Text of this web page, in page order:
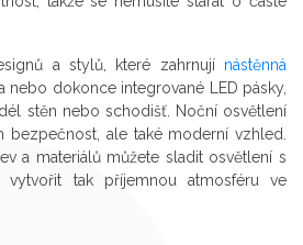
a stylů, které zahrnují nástěnná
nebo dokonce integrované LED pásky,
stěn nebo schodišť. Noční osvětlení
bezpečnost, ale také moderní vzhled.
a materiálů můžete sladit osvětlení s
vytvořit tak příjemnou atmosféru ve